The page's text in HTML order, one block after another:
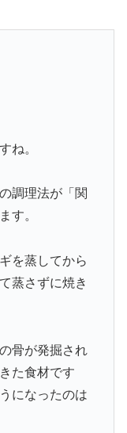
ね。
調理法が「関
す。
を蒸してから
蒸さずに焼き
骨が発掘され
た食材です
になったのは